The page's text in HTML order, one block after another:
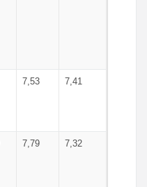
7,53 7,41
7,79 7,32